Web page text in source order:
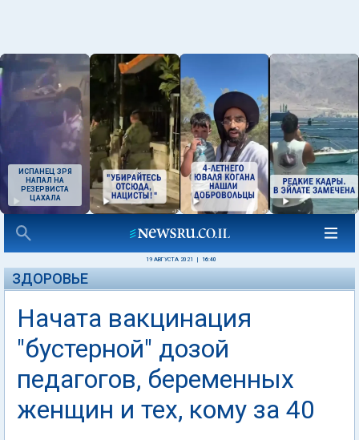
ИСПАНЕЦ ЗРЯ
НАПАЛ НА
РЕЗЕРВИСТА
ЦАХАЛА
19 АВГУСТА 2021 16:40
ЗДОРОВЬЕ
Начата вакцинация
"бустерной" дозой
педагогов, беременных
женщин и тех, кому за 40